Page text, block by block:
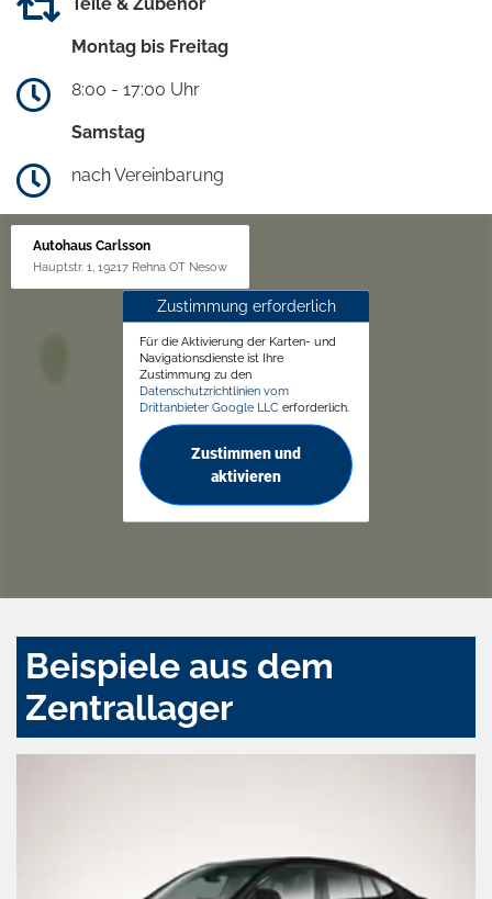
Montag bis Freitag
8:00 - 17:00 Uhr
Samstag
nach Vereinbarung
Autohaus Carlsson
Hauptstr. 1, 19217 Rehna OT Nesow
Zustimmung erforderlich
Für die Aktivierung der Karten- und
Navigationsdienste ist Ihre
Zustimmung zu den
Datenschutzrichtlinien vom
Drittanbieter Google LLC erforderlich.
Zustimmen und
aktivieren
Beispiele aus dem
Zentrallager